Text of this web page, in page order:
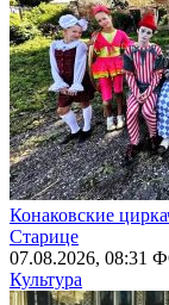
Конаковские
Старице
07.08.2026, 08:31
Культура